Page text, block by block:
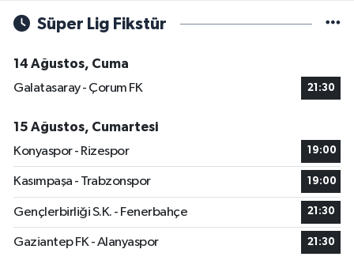
Süper Lig Fikstür
14 Ağustos, Cuma
Galatasaray - Çorum FK
21:30
15 Ağustos, Cumartesi
Konyaspor - Rizespor
19:00
Kasımpaşa - Trabzonspor 19:00
Gençlerbirliği S.K. - Fenerbahçe 21:30
Gaziantep FK - Alanyaspor 21:30